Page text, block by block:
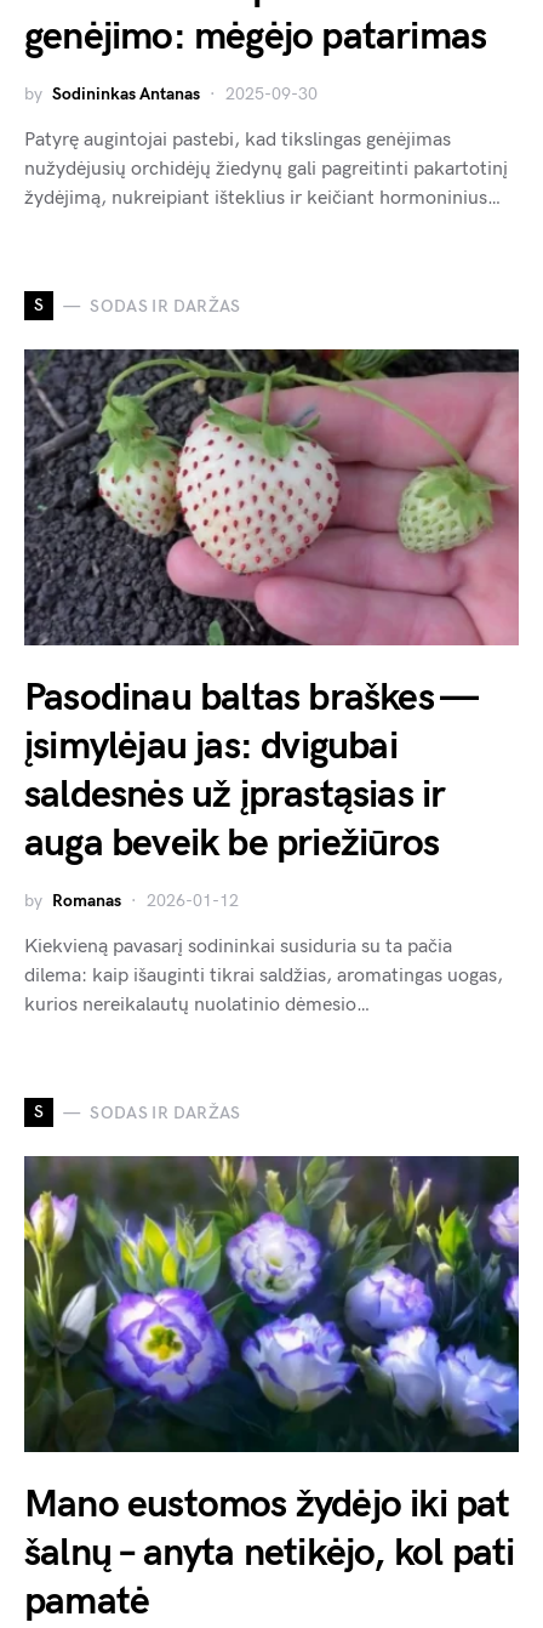
genėjimo: mėgėjo patarimas
by Sodininkas Antanas 2025-09-30
Patyrę augintojai pastebi, kad tikslingas genėjimas
nužydėjusių orchidėjų žiedynų gali pagreitinti pakartotinį
žydėjimą, nukreipiant išteklius ir keičiant hormoninius…
S SODAS IR DARŽAS
Pasodinau baltas braškes —
įsimylėjau jas: dvigubai
saldesnės už įprastąsias ir
auga beveik be priežiūros
by Romanas 2026-01-12
Kiekvieną pavasarį sodininkai susiduria su ta pačia
dilema: kaip išauginti tikrai saldžias, aromatingas uogas,
kurios nereikalautų nuolatinio dėmesio…
S SODAS IR DARŽAS
Mano eustomos žydėjo iki pat
šalnų – anyta netikėjo, kol pati
pamatė